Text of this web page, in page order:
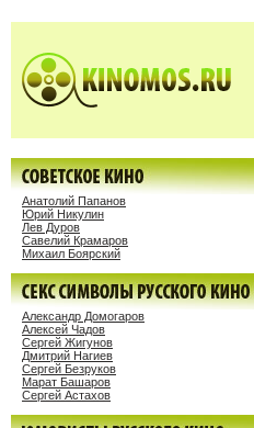
Анатолий Папанов
Юрий Никулин
Лев Дуров
Савелий Крамаров
Михаил Боярский
Александр Домогаров
Алексей Чадов
Сергей Жигунов
Дмитрий Нагиев
Сергей Безруков
Марат Башаров
Сергей Астахов